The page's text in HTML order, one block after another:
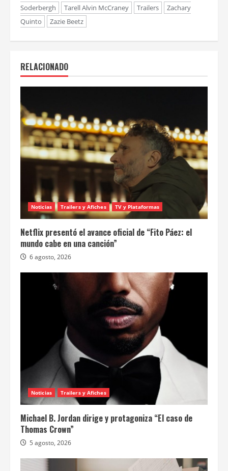
Comentarios
comentarios
Tags: Andre Holland Bill Duke
Donovan Mitchell
Karl-Anthony Towns
Kyle MacLachlan
Melvin Gregg
Reggie Jackson Sonja Sohn
Steven
Soderbergh
Tarell Alvin McCraney Trailers
Quinto
Zazie Beetz
RELACIONADO
Noticias Trailers y Afiches TV y Plataformas
Netflix presentó el avance oficial de “Fito Páez: el
mundo cabe en una canción”